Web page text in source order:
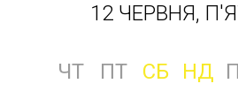
12 ЧЕРВНЯ,
ЧТ ПТ СБ НД